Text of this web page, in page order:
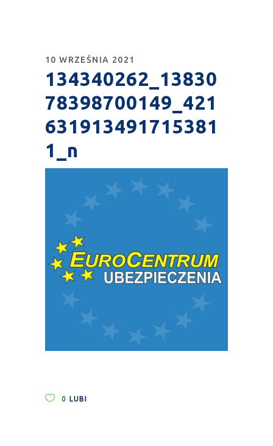
10 WRZEŚNIA 2021
134340262_13830
78398700149_421
631913491715381
1_n
0 LUBI